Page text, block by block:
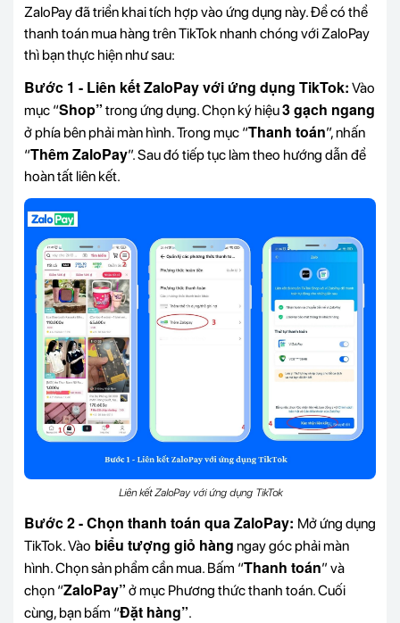
ZaloPay đã triển khai tích hợp vào ứng dụng này. Để có thể
thanh toán mua hàng trên TikTok nhanh chóng với ZaloPay
thì bạn thực hiện như sau:
Bước 1 - Liên kết ZaloPay với ứng dụng TikTok: Vào
mục “Shop” trong ứng dụng. Chọn ký hiệu3 gạch ngang
ở phía bên phải màn hình. Trong mục “Thanh toán”, nhấn
“Thêm ZaloPay”. Sau đó tiếp tục làm theo hướng dẫn để
hoàn tất liên kết.
Liên kết ZaloPay với ứng dụng TikTok
Bước 2 - Chọn thanh toán qua ZaloPay: Mở ứng dụng
TikTok. Vào biểu tượng giỏ hàng ngay góc phải màn
hình. Chọn sản phẩm cần mua. Bấm “Thanh toán” và
chọn “ZaloPay” ở mục Phương thức thanh toán. Cuối
cùng, bạn bấm “Đặt hàng”.